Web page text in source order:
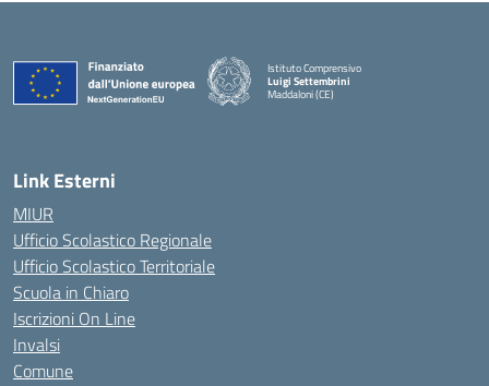
Istituto Comprensivo
Luigi Settembrini
Maddaloni (CE)
Link Esterni
MIUR
Ufficio Scolastico Regionale
Ufficio Scolastico Territoriale
Scuola in Chiaro
Iscrizioni On Line
Invalsi
Comune